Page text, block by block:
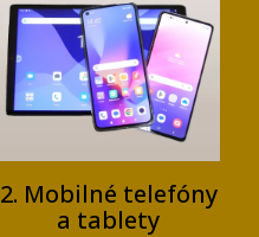
2. Mobilné telefóny
a tablety